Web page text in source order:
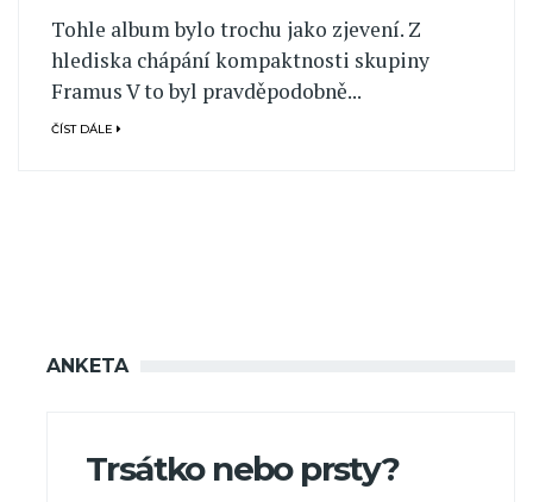
Tohle album bylo trochu jako zjevení. Z
hlediska chápání kompaktnosti skupiny
Framus V to byl pravděpodobně...
ČÍST DÁLE
ANKETA
Trsátko nebo prsty?